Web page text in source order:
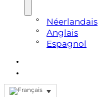
Néerlandais
Anglais
Espagnol